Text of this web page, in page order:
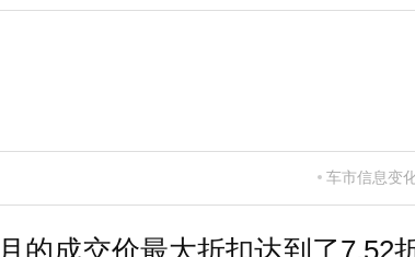
车市信息变
的成交价最大折扣达到了7.52